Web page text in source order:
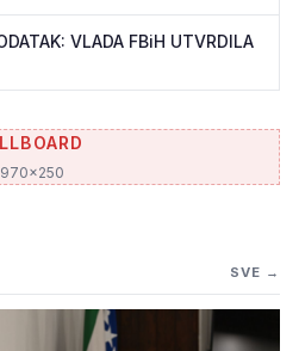
VLADA FBiH UTVRDILA
970x250
SVE →